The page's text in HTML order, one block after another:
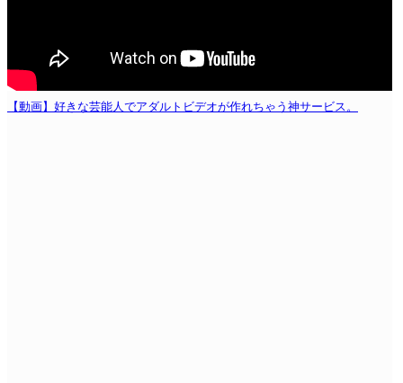
【動画】好きな芸能人でアダルトビデオが作れちゃう神サービス。